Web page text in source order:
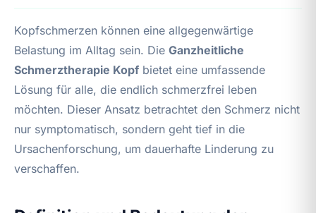
Kopfschmerzen können eine allgegenwärtige
Belastung im Alltag sein. Die Ganzheitliche
Schmerztherapie Kopf bietet eine umfassende
Lösung für alle, die endlich schmerzfrei leben
möchten. Dieser Ansatz betrachtet den Schmerz nicht
nur symptomatisch, sondern geht tief in die
Ursachenforschung, um dauerhafte Linderung zu
verschaffen.